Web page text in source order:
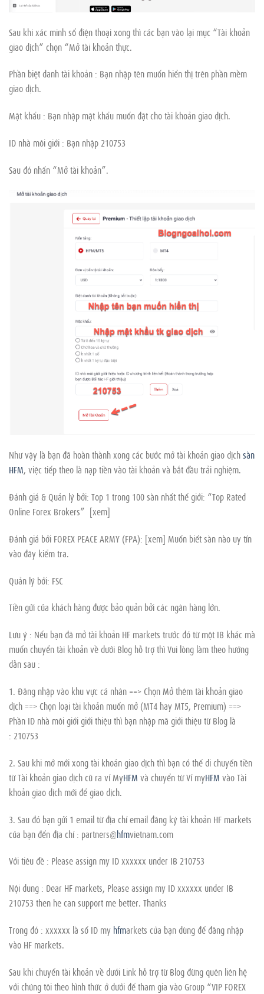
Sau khi xác minh số điện thoại xong thì các bạn vào lại mục “Tài khoản
giao dịch” chọn “Mở tài khoản thực.
Phần biệt danh tài khoản : Bạn nhập tên muốn hiển thị trên phần mềm
giao dịch.
Mật khẩu : Bạn nhập mật khẩu muốn đặt cho tài khoản giao dịch.
ID nhà môi giới : Bạn nhập 210753
Sau đó nhấn “Mở tài khoản”.
Như vậy là bạn đã hoàn thành xong các bước mở tài khoản giao dịchsàn
HFM, việc tiếp theo là nạp tiền vào tài khoản và bắt đầu trải nghiệm.
Đánh giá & Quản lý bởi: Top 1 trong 100 sàn nhất thế giới: “Top Rated
Online Forex Brokers” [xem]
Đánh giá bởi FOREX PEACE ARMY (FPA): [xem] Muốn biết sàn nào uy tín
vào đây kiểm tra.
Quản lý bởi: FSC
Tiền gửi của khách hàng được bảo quản bởi các ngân hàng lớn.
Lưu ý : Nếu bạn đã mở tài khoản HF markets trước đó từ một IB khác mà
muốn chuyển tài khoản về dưới Blog hỗ trợ thì Vui lòng làm theo hướng
dẫn sau :
1. Đăng nhập vào khu vực cá nhân ==> Chọn Mở thêm tài khoản giao
dịch ==> Chọn loại tài khoản muốn mở (MT4 hay MT5, Premium) ==>
Phần ID nhà môi giới giới thiệu thì bạn nhập mã giới thiệu từ Blog là
: 210753
2. Sau khi mở mới xong tài khoản giao dịch thì bạn có thể di chuyển tiền
từ Tài khoản giao dịch cũ ra ví MyHFM và chuyển từ Ví myHFM vào Tài
khoản giao dịch mới để giao dịch.
3. Sau đó bạn gửi 1 email từ địa chỉ email đăng ký tài khoản HF markets
của bạn đến địa chỉ : partners@hfmvietnam.com
Với tiêu đề : Please assign my ID xxxxxx under IB 210753
Nội dung : Dear HF markets, Please assign my ID xxxxxx under IB
210753 then he can support me better. Thanks
Trong đó : xxxxxx là số ID my hfmarkets của bạn dùng để đăng nhập
vào HF markets.
Sau khi chuyển tài khoản về dưới Link hỗ trợ từ Blog đừng quên liên hệ
với chúng tôi theo hình thức ở dưới để tham gia vào Group “VIP FOREX